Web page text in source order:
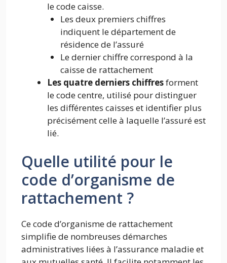
le code caisse.
Les deux premiers chiffres
indiquent le département de
résidence de l’assuré
Le dernier chiffre correspond à la
caisse de rattachement
Les quatre derniers chiffresforment
le code centre, utilisé pour distinguer
les différentes caisses et identifier plus
précisément celle à laquelle l’assuré est
lié.
Quelle utilité pour le
code d’organisme de
rattachement ?
Ce code d’organisme de rattachement
simplifie de nombreuses démarches
administratives liées à l’assurance maladie et